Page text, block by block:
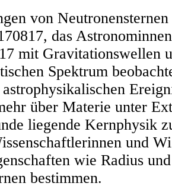
von
das
mit Gravitationswellen
Spektrum
astrophysikalischen
über Materie unter
liegende Kernphysik
und
wie Radius
bestimmen.